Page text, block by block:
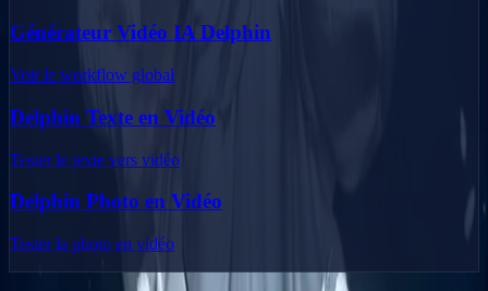
Générateur Vidéo IA Delphin
Voir le workflow global
Delphin Texte en Vidéo
Tester le texte vers vidéo
Delphin Photo en Vidéo
Tester la photo en vidéo